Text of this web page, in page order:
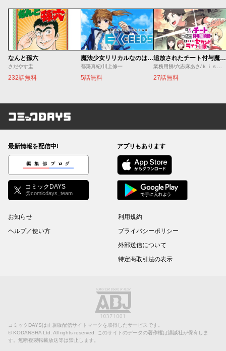
なんと孫六
さだやす圭
232話無料
魔法少女リリカルなのは EXCEEDS
都築真紀/川上修一
5話無料
追放されたチート付与魔術師は気ままなセカンドライフを謳歌する。 ～俺は武器だけじゃなく、あらゆるものに『強化ポイント』を付与できるし、俺の意思でいつでも効果を解除できるけど、残った人たち大丈夫？～
業務用餅/六志麻あさ/ｋｉｓｕｉ
27話無料
コミックDAYS
最新情報を配信中!
編集部ブログ
コミックDAYS
@comicdays_team
アプリもあります
お知らせ
ヘルプ／使い方
利用規約
プライバシーポリシー
外部送信について
特定商取引法の表示
コミックDAYSは正規版配信サイトマークを取得したサービスです。
© KODANSHA Ltd. All rights reserved. このサイトのデータの著作権は講談社が保有しま
す。無断複製転載放送等は禁止します。